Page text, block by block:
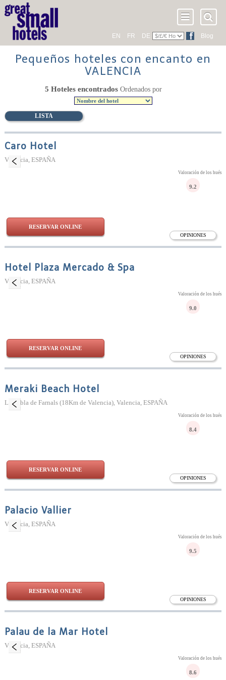
EN FR DE Blog
Pequeños hoteles con encanto en
VALENCIA
LISTA
5 Hoteles encontrados Ordenados por
Caro Hotel
Valencia, ESPAÑA
OPINIONES
Valoración de los
9.2
RESERVAR ONLINE
Hotel Plaza Mercado & Spa
Valencia, ESPAÑA
OPINIONES
Valoración de los
9.0
RESERVAR ONLINE
Meraki Beach Hotel
La Pobla de Farnals (18Km de Valencia), Valencia, ESPAÑA
OPINIONES
Valoración de los
8.4
RESERVAR ONLINE
Palacio Vallier
Valencia, ESPAÑA
OPINIONES
Valoración de los
9.5
RESERVAR ONLINE
Palau de la Mar Hotel
Valencia, ESPAÑA
Valoración de los
8.6